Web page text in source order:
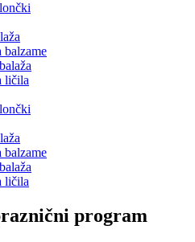
balzame
ličila
balzame
ličila
program